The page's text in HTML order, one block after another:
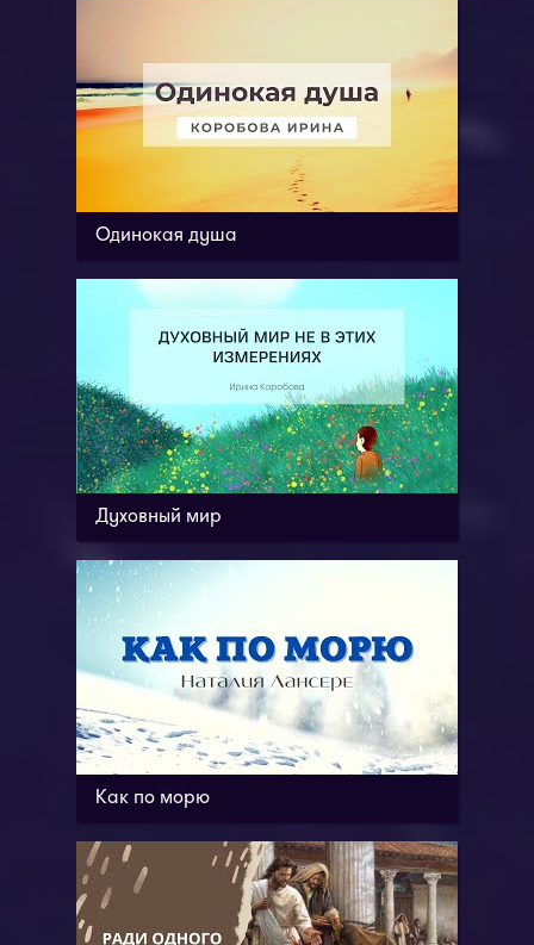
Одинокая душа
Духовный мир
Как по морю